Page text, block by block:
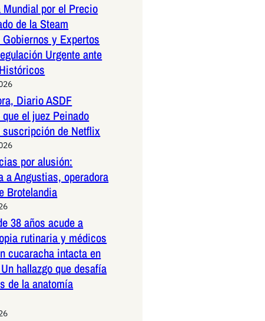
Mundial por el Precio
de la Steam
y Expertos
Urgente ante
Diario ASDF
el juez Peinado
suscripción de Netflix
por alusión:
a Angustias, operadora
Brotelandia
38 años acude a
rutinaria y médicos
cucaracha intacta en
hallazgo que desafía
de la anatomía